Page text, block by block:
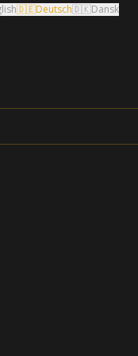
🇩🇪Deutsch🇩🇰Dansk